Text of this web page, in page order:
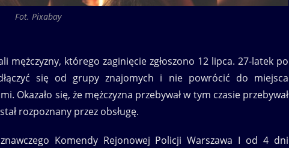
Fot. Pixabay
mężczyzny, którego zaginięcie zgłoszono 12 lipca. 27-latek po
się od grupy znajomych i nie powrócić do miejsca
Okazało się, że mężczyzna przebywał w tym czasie przebywał
rozpoznany przez obsługę.
Komendy Rejonowej Policji Warszawa I od 4 dni